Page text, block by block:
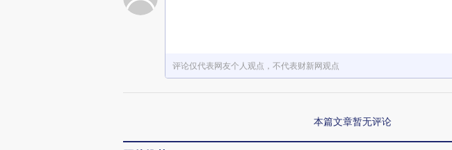
评论仅代表网友个人观点，不代表财新网观点
本篇文章暂无评论